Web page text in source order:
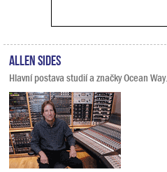
Allen Sides
Hlavní postava studií a značky Ocean Way.